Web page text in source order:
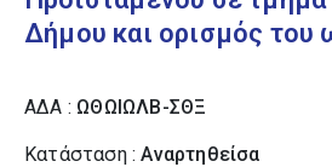
Δήμου και ορισμός του
ΑΔΑ : ΩΘΩΙΩΛΒ-ΣΘΞ
Κατάσταση :Αναρτηθείσα